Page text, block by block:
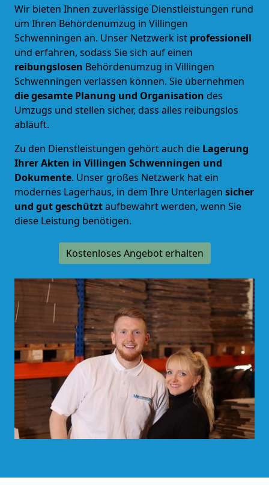
Wir bieten Ihnen zuverlässige Dienstleistungen rund
um Ihren Behördenumzug in Villingen
Schwenningen an. Unser Netzwerk ist professionell
und erfahren, sodass Sie sich auf einen
reibungslosen Behördenumzug in Villingen
Schwenningen verlassen können. Sie übernehmen
die gesamte Planung und Organisation des
Umzugs und stellen sicher, dass alles reibungslos
abläuft.
Zu den Dienstleistungen gehört auch die Lagerung
Ihrer Akten in Villingen Schwenningen und
Dokumente. Unser großes Netzwerk hat ein
modernes Lagerhaus, in dem Ihre Unterlagen sicher
und gut geschütztaufbewahrt werden, wenn Sie
diese Leistung benötigen.
Kostenloses Angebot erhalten